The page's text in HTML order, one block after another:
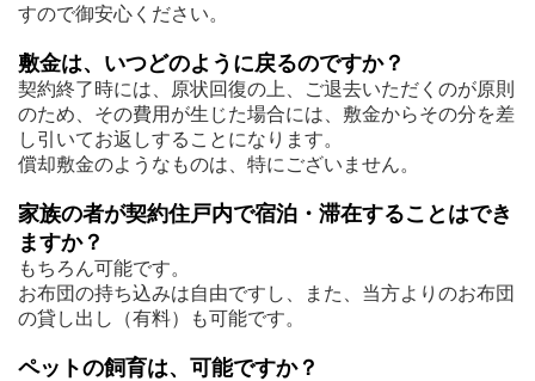
すので御安心ください。
敷金は、いつどのように戻るのですか？
契約終了時には、原状回復の上、ご退去いただくのが原則
のため、その費用が生じた場合には、敷金からその分を差
し引いてお返しすることになります。
償却敷金のようなものは、特にございません。
家族の者が契約住戸内で宿泊・滞在することはでき
ますか？
もちろん可能です。
お布団の持ち込みは自由ですし、また、当方よりのお布団
の貸し出し（有料）も可能です。
ペットの飼育は、可能ですか？